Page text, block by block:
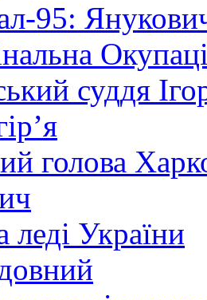
95:
суддя
голова
України